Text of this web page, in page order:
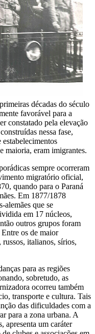
décadas do século
favorável para a
constatado pela elevação
nessa fase,
maioria, eram imigrantes.
sempre ocorreram
migratório oficial,
quando para o Paraná
Em 1877/1878
alemães que se
em 17 núcleos,
outros grupos foram
os de maior
russos, italianos, sírios,
para as regiões
sobretudo, as
ocorreu também
transporte e cultura. Tais
das dificuldades com a
para a zona urbana. A
apresenta um caráter